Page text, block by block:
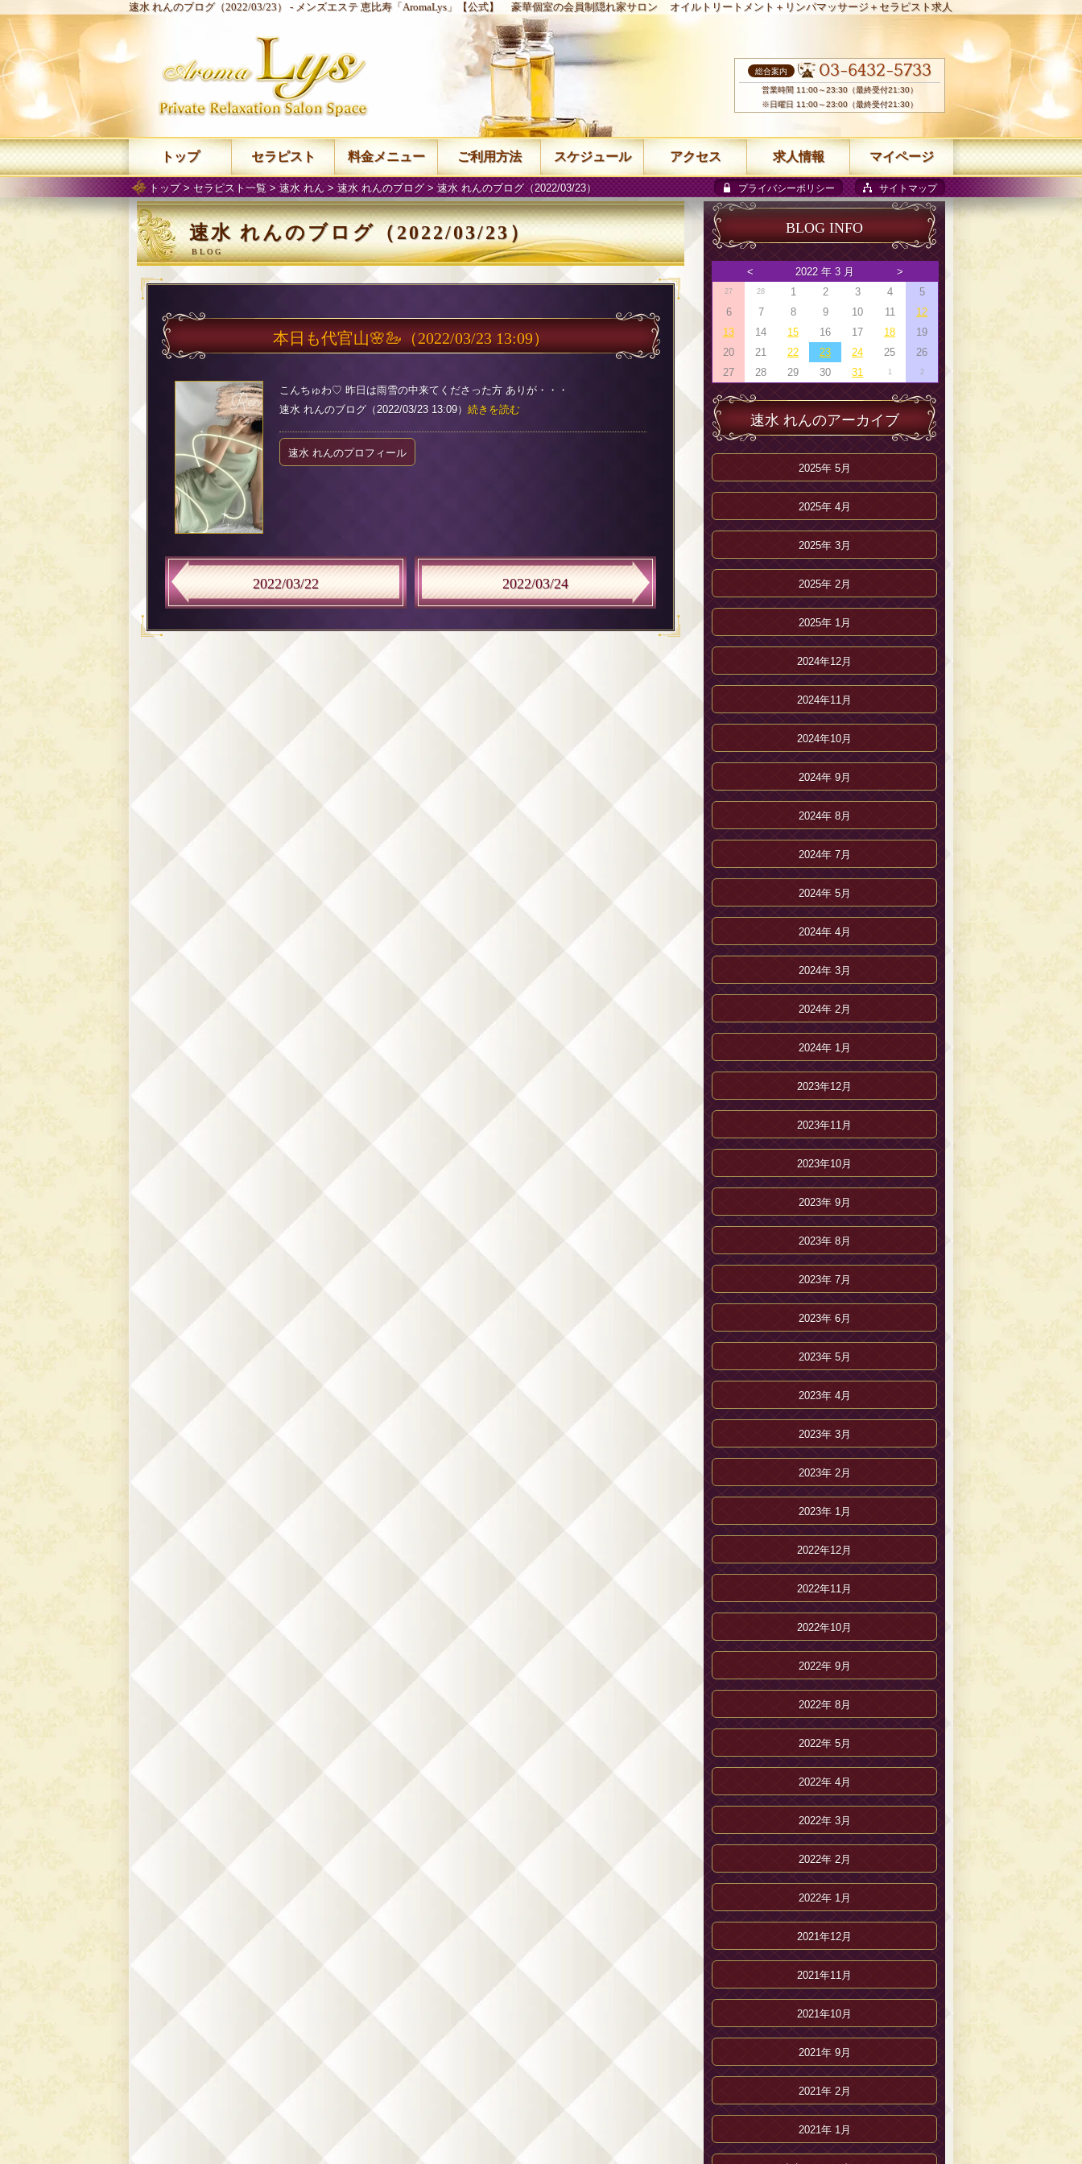
速水 れんのブログ（2022/03/23） - メンズエステ 恵比寿「AromaLys」【公式】 豪華個室の会員制隠れ家サロン オイルトリートメント＋リンパマッサージ＋セラピスト求人
トップ> セラピスト一覧>速水 れん > 速水 れんのブログ> 速水 れんのブログ（2022/03/23） プライバシーポリシー サイトマップ
速水 れんのブログ（2022/03/23）
本日も代官山🌸🦢（2022/03/23 13:09）
こんちゅわ♡ 昨日は雨雪の中来てくださった方 ありが・・・
速水 れんのブログ（2022/03/23 13:09） 続きを読む
速水 れんのプロフィール
2022/03/22 2022/03/24
BLOG INFO
< 2022 年 3 月 >
27 28 1 2 3 4
5
6
7 8 9 10 11
12
13
14 15 16 17 18
19
20
21 22 23 24 25
26
27
28 29 30 31 1 2
速水 れんのアーカイブ
2025年 5月
2025年 4月
2025年 3月
2025年 2月
2025年 1月
2024年12月
2024年11月
2024年10月
2024年 9月
2024年 8月
2024年 7月
2024年 5月
2024年 4月
2024年 3月
2024年 2月
2024年 1月
2023年12月
2023年11月
2023年10月
2023年 9月
2023年 8月
2023年 7月
2023年 6月
2023年 5月
2023年 4月
2023年 3月
2023年 2月
2023年 1月
2022年12月
2022年11月
2022年10月
2022年 9月
2022年 8月
2022年 5月
2022年 4月
2022年 3月
2022年 2月
2022年 1月
2021年12月
2021年11月
2021年10月
2021年 9月
2021年 2月
2021年 1月
総合案内 03-6432-5733
営業時間 11:00～23:30（最終受付21:30）
※日曜日 11:00～23:00（最終受付21:30）
トップ セラピスト 料金メニュー ご利用方法 スケジュール アクセス 求人情報 マイページ